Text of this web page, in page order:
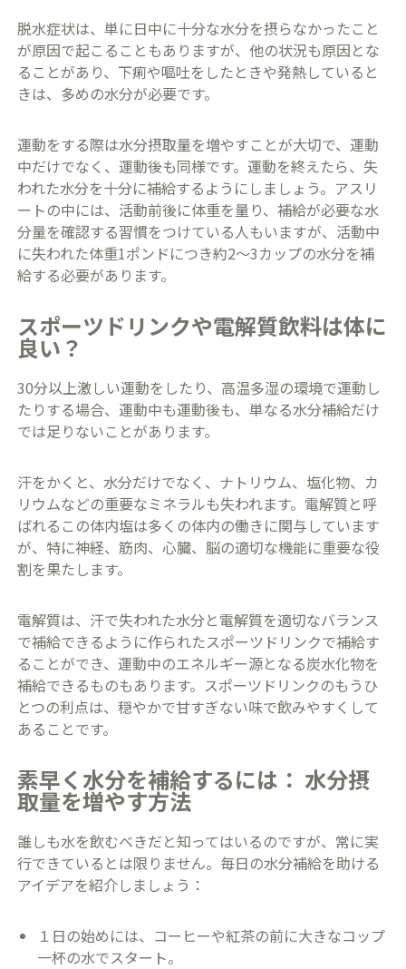
脱水症状は、単に日中に十分な水分を摂らなかったこと
が原因で起こることもありますが、他の状況も原因とな
ることがあり、下痢や嘔吐をしたときや発熱していると
きは、多めの水分が必要です。
運動をする際は水分摂取量を増やすことが大切で、運動
中だけでなく、運動後も同様です。運動を終えたら、失
われた水分を十分に補給するようにしましょう。アスリ
ートの中には、活動前後に体重を量り、補給が必要な水
分量を確認する習慣をつけている人もいますが、活動中
に失われた体重1ポンドにつき約2～3カップの水分を補
給する必要があります。
スポーツドリンクや電解質飲料は体に
良い？
30分以上激しい運動をしたり、高温多湿の環境で運動し
たりする場合、運動中も運動後も、単なる水分補給だけ
では足りないことがあります。
汗をかくと、水分だけでなく、ナトリウム、塩化物、カ
リウムなどの重要なミネラルも失われます。電解質と呼
ばれるこの体内塩は多くの体内の働きに関与しています
が、特に神経、筋肉、心臓、脳の適切な機能に重要な役
割を果たします。
電解質は、汗で失われた水分と電解質を適切なバランス
で補給できるように作られたスポーツドリンクで補給す
ることができ、運動中のエネルギー源となる炭水化物を
補給できるものもあります。スポーツドリンクのもうひ
とつの利点は、穏やかで甘すぎない味で飲みやすくして
あることです。
素早く水分を補給するには： 水分摂
取量を増やす方法
誰しも水を飲むべきだと知ってはいるのですが、常に実
行できているとは限りません。毎日の水分補給を助ける
アイデアを紹介しましょう：
１日の始めには、コーヒーや紅茶の前に大きなコップ
一杯の水でスタート。